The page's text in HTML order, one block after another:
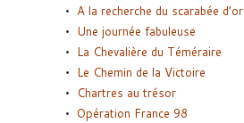
A la recherche du scarabée d’or
Une journée fabuleuse
La Chevalière du Téméraire
Le Chemin de la Victoire
Chartres au trésor
Opération France 98